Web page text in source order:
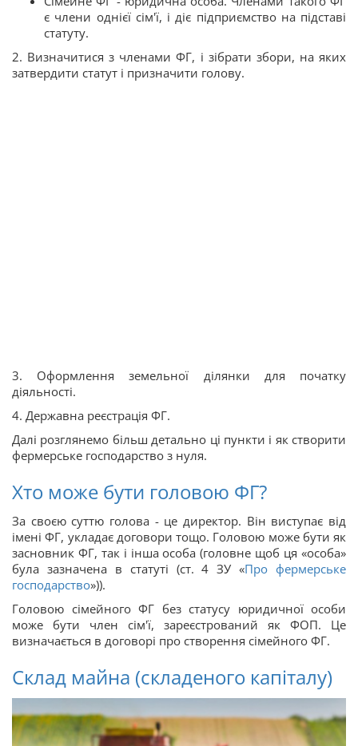
є члени однієї сім'ї, і діє підприємство на підставі
статуту.
2. Визначитися з членами ФГ, і зібрати збори, на яких
затвердити статут і призначити голову.
3. Оформлення земельної ділянки для початку
діяльності.
4. Державна реєстрація ФГ.
Далі розглянемо більш детально ці пункти і як створити
фермерське господарство з нуля.
Хто може бути головою ФГ?
За своєю суттю голова - це директор. Він виступає від
імені ФГ, укладає договори тощо. Головою може бути як
засновник ФГ, так і інша особа (головне щоб ця «особа»
була зазначена в статуті (ст. 4 ЗУ «Про фермерське
господарство»)).
Головою сімейного ФГ без статусу юридичної особи
може бути член сім'ї, зареєстрований як ФОП. Це
визначається в договорі про створення сімейного ФГ.
Склад майна (складеного капіталу)